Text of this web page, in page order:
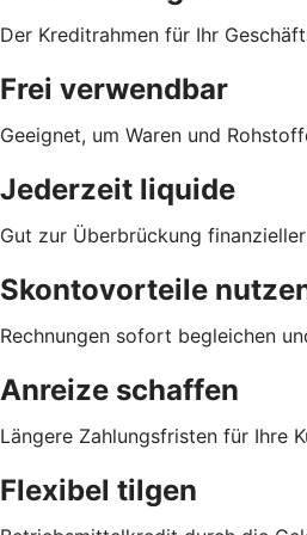
Der Kreditrahmen für Ihr
Frei verwendbar
Geeignet, um Waren und
Jederzeit liquide
Gut zur Überbrückung
Skontovorteile
Rechnungen sofort begleichen
Anreize schaffen
Längere Zahlungsfristen für Ihre
Flexibel tilgen